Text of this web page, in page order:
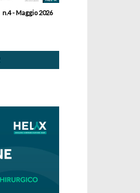
n.4 - Maggio 2026